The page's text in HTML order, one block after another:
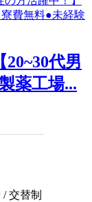
代男
薬工場...
交替制